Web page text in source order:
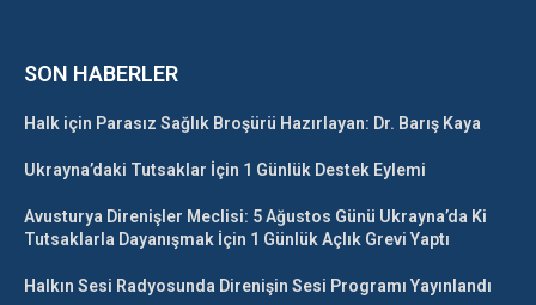
SON HABERLER
Halk için Parasız Sağlık Broşürü Hazırlayan: Dr. Barış Kaya
Ukrayna’daki Tutsaklar İçin 1 Günlük Destek Eylemi
Avusturya Direnişler Meclisi: 5 Ağustos Günü Ukrayna’da Ki
Tutsaklarla Dayanışmak İçin 1 Günlük Açlık Grevi Yaptı
Halkın Sesi Radyosunda Direnişin Sesi Programı Yayınlandı